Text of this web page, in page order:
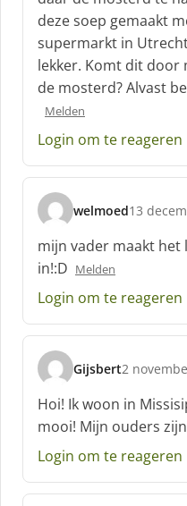
e
f
:
deze soep gemaakt
supermarkt in
lekker. Komt dit
de mosterd? Alvast
Melden
Login om te reageren
welmoed
s
h
r
e
f
13
mijn vader maakt het
in!:D Melden
Login om te reageren
Gijsbert
s
c
h
r
e
f
2
Hoi! Ik woon in
mooi! Mijn ouders
Login om te reageren